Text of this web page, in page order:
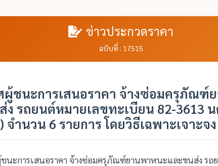
ข่าวประกวดราคา
ฉบับที่ : 17515
ผู้ชนะการเสนอราคา จ้างซ่อมครุภัณฑ์
ง รถยนต์หมายเลขทะเบียน 82-3613
จำนวน 6 รายการ โดยวิธีเฉพาะเจาะจง
นะการเสนอราคา จ้างซ่อมครุภัณฑ์ยานพาหนะและขนส่ง รถ